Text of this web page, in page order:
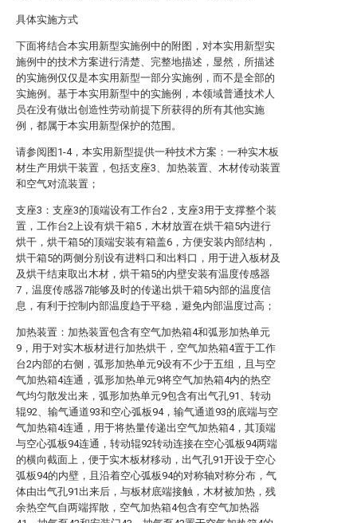
具体实施方式
下面将结合本实用新型实施例中的附图，对本实用新型实
施例中的技术方案进行清楚、完整地描述，显然，所描述
的实施例仅仅是本实用新型一部分实施例，而不是全部的
实施例。基于本实用新型中的实施例，本领域普通技术人
员在没有做出创造性劳动前提下所获得的所有其他实施
例，都属于本实用新型保护的范围。
请参阅图1-4，本实用新型提供一种技术方案：一种实木板
材生产用烘干装置，包括支座3、加热装置、木材传动装置
和空气对流装置；
支座3：支座3的顶端设有工作台2，支座3用于支撑整个装
置，工作台2上设有烘干箱5，木材放置在烘干箱5内进行
烘干，烘干箱5的顶端安装有箱盖6，方便安装内部结构，
烘干箱5的两侧分别设有进料口和出料口，用于进入板材及
及烘干结束取出木材，烘干箱5的内壁安装有温度传感器
7，温度传感器7能够及时的传递出烘干箱5内部的温度信
息，有利于控制内部温度趋于平稳，避免内部温度过高；
加热装置：加热装置包含有空气加热箱4和弧形加热单元
9，用于对实木板材进行加热烘干，空气加热箱4置于工作
台2内部的右侧，弧形加热单元9设有不少于五组，且与空
气加热箱4连通，弧形加热单元9将空气加热箱4内的热空
气均匀散发出来，弧形加热单元9包含有出气孔91、转动
辊92、输气通道93和空心弧板94，输气通道93的底端与空
气加热箱4连通，用于将热量传递出空气加热箱4，其顶端
与空心弧板94连通，转动辊92转动连接在空心弧板94两端
的横向截面上，便于实木板材移动，出气孔91开设于空心
弧板94的内壁，且沿着空心弧板94的对称轴对称分布，气
体由出气孔91出来后，与板材底端接触，木材被加热，残
余热空气自两端挥散，空气加热箱4包含有空气加热器